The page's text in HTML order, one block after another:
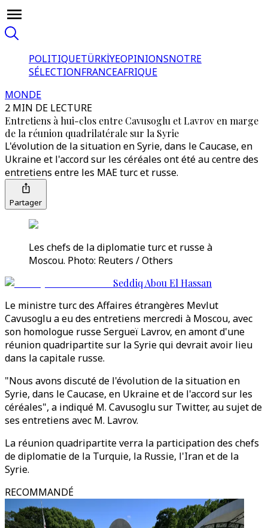
POLITIQUETÜRKİYEOPINIONSNOTRE
SÉLECTIONFRANCEAFRIQUE
MONDE
2 MIN DE LECTURE
Entretiens à hui-clos entre Cavusoglu et Lavrov en marge
de la réunion quadrilatérale sur la Syrie
L'évolution de la situation en Syrie, dans le Caucase, en
Ukraine et l'accord sur les céréales ont été au centre des
entretiens entre les MAE turc et russe.
Partager
Les chefs de la diplomatie turc et russe à
Moscou. Photo: Reuters / Others
Seddiq Abou El Hassan
Le ministre turc des Affaires étrangères Mevlut
Cavusoglu a eu des entretiens mercredi à Moscou, avec
son homologue russe Sergueï Lavrov, en amont d'une
réunion quadripartite sur la Syrie qui devrait avoir lieu
dans la capitale russe.
"Nous avons discuté de l'évolution de la situation en
Syrie, dans le Caucase, en Ukraine et de l'accord sur les
céréales", a indiqué M. Cavusoglu sur Twitter, au sujet de
ses entretiens avec M. Lavrov.
La réunion quadripartite verra la participation des chefs
de diplomatie de la Turquie, la Russie, l'Iran et de la
Syrie.
RECOMMANDÉ